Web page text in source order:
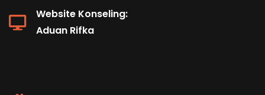
Website Konseling:
Aduan Rifka